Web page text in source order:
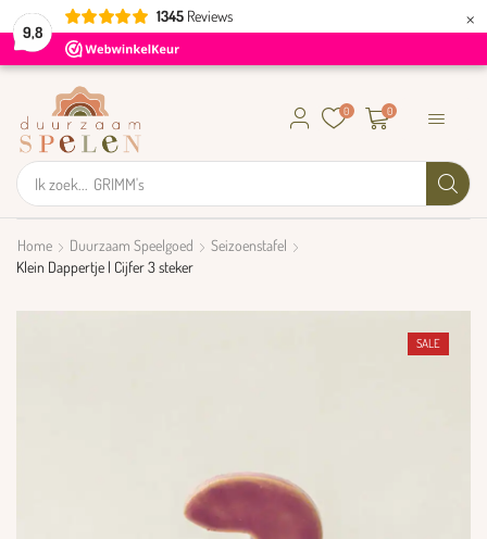
9,8
1345 Reviews ×
Ik zoek... GRIMM's
0 0
Home Duurzaam Speelgoed
Seizoenstafel
Klein Dappertje | Cijfer 3 steker
SALE